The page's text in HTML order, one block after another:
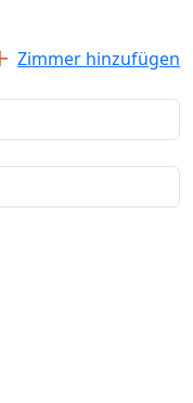
Zimmer hinzufügen